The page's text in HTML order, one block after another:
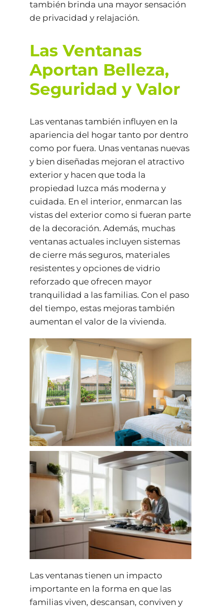
también brinda una mayor sensación
de privacidad y relajación.
Las Ventanas
Aportan Belleza,
Seguridad y Valor
Las ventanas también influyen en la
apariencia del hogar tanto por dentro
como por fuera. Unas ventanas nuevas
y bien diseñadas mejoran el atractivo
exterior y hacen que toda la
propiedad luzca más moderna y
cuidada. En el interior, enmarcan las
vistas del exterior como si fueran parte
de la decoración. Además, muchas
ventanas actuales incluyen sistemas
de cierre más seguros, materiales
resistentes y opciones de vidrio
reforzado que ofrecen mayor
tranquilidad a las familias. Con el paso
del tiempo, estas mejoras también
aumentan el valor de la vivienda.
Las ventanas tienen un impacto
importante en la forma en que las
familias viven, descansan, conviven y